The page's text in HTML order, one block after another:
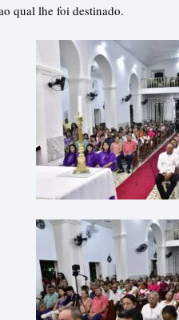
qual lhe foi destinado.